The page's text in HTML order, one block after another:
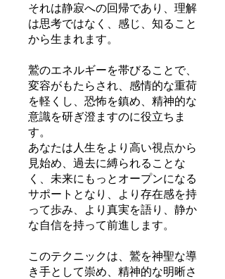
それは静寂への回帰であり、理解
は思考ではなく、感じ、知ること
から生まれます。
鷲のエネルギーを帯びることで、
変容がもたらされ、感情的な重荷
を軽くし、恐怖を鎮め、精神的な
意識を研ぎ澄ますのに役立ちま
す。
あなたは人生をより高い視点から
見始め、過去に縛られることな
く、未来にもっとオープンになる
サポートとなり、より存在感を持
って歩み、より真実を語り、静か
な自信を持って前進します。
このテクニックは、鷲を神聖な導
き手として崇め、精神的な明晰さ